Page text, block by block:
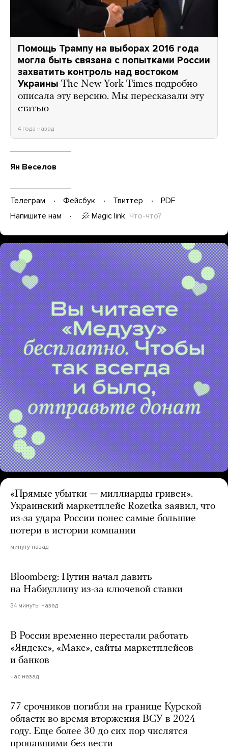
Помощь Трампу на выборах 2016 года
могла быть связана с попытками России
захватить контроль над востоком
Украины The New York Times подробно
описала эту версию. Мы пересказали эту
статью
4 года назад
Ян Веселов
Телеграм Фейсбук Твиттер
PDF
Напишите нам
Magic link Что-что?
«Прямые убытки — миллиарды гривен».
Украинский маркетплейс Rozetka заявил, что
из-за удара России понес самые большие
потери в истории компании
минуту назад
Bloomberg: Путин начал давить
на Набиуллину из-за ключевой ставки
34 минуты назад
В России временно перестали работать
«Яндекс», «Макс», сайты маркетплейсов
и банков
час назад
77 срочников погибли на границе Курской
области во время вторжения ВСУ в 2024
году. Еще более 30 до сих пор числятся
пропавшими без вести